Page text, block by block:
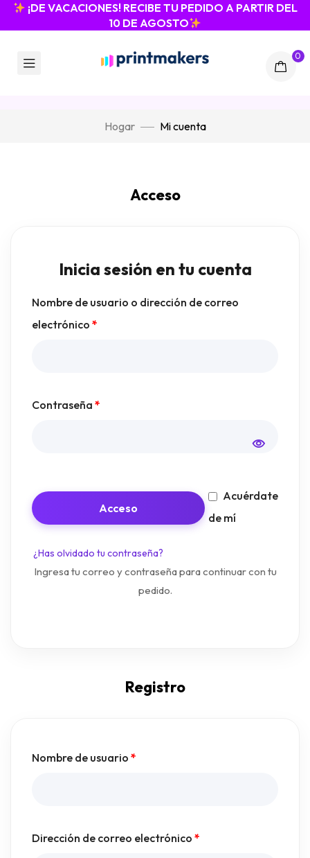
¡DE VACACIONES! RECIBE TU PEDIDO A PARTIR DEL
10 DE AGOSTO
0
Hogar Mi cuenta
Acceso
Nombre de usuario o dirección de correo
electrónico *
Contraseña *
Acuérdate
de mí
Acceso
¿Has olvidado tu contraseña?
Registro
Nombre de usuario *
Dirección de correo electrónico *